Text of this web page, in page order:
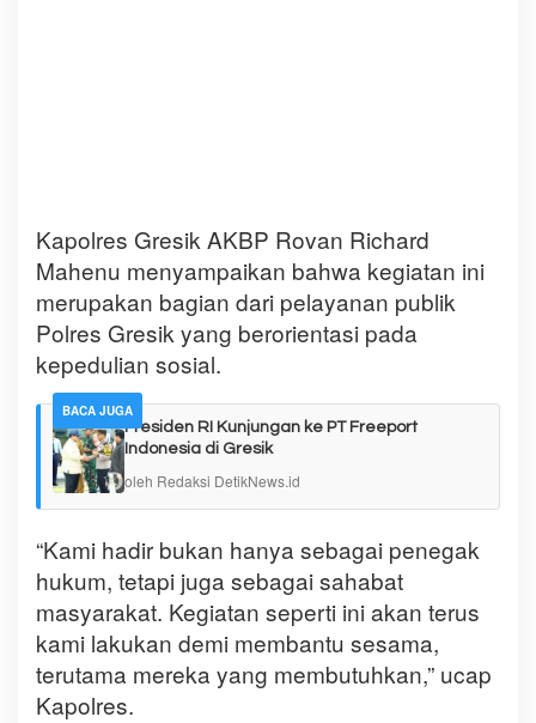
Kapolres Gresik AKBP Rovan Richard
Mahenu menyampaikan bahwa kegiatan ini
merupakan bagian dari pelayanan publik
Polres Gresik yang berorientasi pada
kepedulian sosial.
BACA JUGA
Presiden RI Kunjungan ke PT Freeport
Indonesia di Gresik
oleh Redaksi DetikNews.id
“Kami hadir bukan hanya sebagai penegak
hukum, tetapi juga sebagai sahabat
masyarakat. Kegiatan seperti ini akan terus
kami lakukan demi membantu sesama,
terutama mereka yang membutuhkan,” ucap
Kapolres.